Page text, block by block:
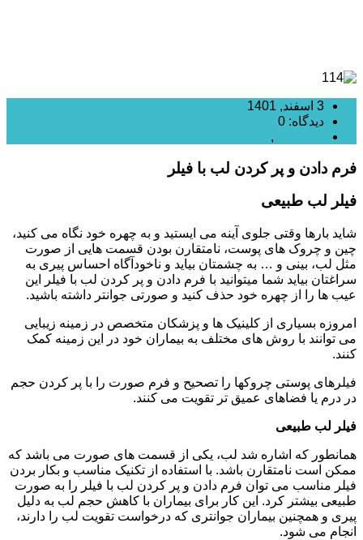
3 اسفند, 1401
دیدگاه: 0
,
فرم دادن و پر کردن لب با فیلر
فیلر لب طبیعی
شاید بارها وقتی جلوی آینه می ایستید و به چهره خود نگاه می کنید،
چین و چروک های پوست، نامتقارن بودن قسمت هایی از صورت
مثل لب، بینی و … به چشمتان بیاید و ناخودآگاه احساس پیری به
سراغتان بیاید شما میتوانید با فرم دادن و پر کردن لب با فیلر این
عیب ها را از چهره خود حذف کنید و صورتی جوانتر داشته باشید.
امروزه بسیاری از کلینیک ها و پزشکان متخصص در زمینه زیبایی
می توانند با روش های مختلف به بیماران خود در این زمینه کمک
کنند.
فیلرهای پوستی چروکها را تصحیح و فرم صورت را با پر کردن حجم
در درم یا فضاهای عمیق تر تقویت می کنند.
فیلر لب طبیعی
همانطور که اشاره شد لب، یکی از قسمت های صورت می باشد که
ممکن است نامتقارن باشد. با استفاده از تکنیک مناسب و بکار بردن
فیلر مناسب می توان فرم دادن و پر کردن لب با فیلر را به صورت
طبیعی بیشتر کرد. این کار برای بیماران با کاهش حجم لب به دلیل
پیری و همچنین بیماران جوانتری که درخواست تقویت لب را دارند،
انجام می شود.